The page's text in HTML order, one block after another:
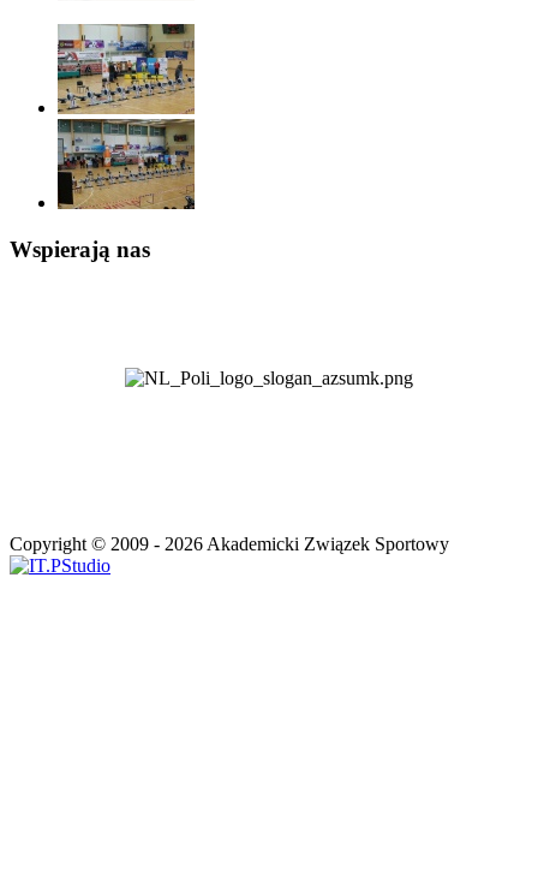
Wspierają nas
Copyright © 2009 - 2026 Akademicki Związek Sportowy